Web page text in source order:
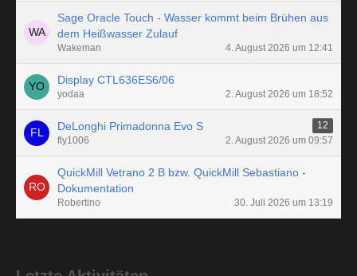
Sage Oracle Touch - Wasser kommt beim Brühen aus
dem Heißwasser Zulauf
Wakeman 4. August 2026 um 12:41
Display CTL636ES6/06
yodaa 2. August 2026 um 18:52
DeLonghi Primadonna Evo S
12
fly1006
2. August 2026 um 09:57
QuickMill Vetrano 2 B bzw. QuickMill Sebastiano -
Dokumentation
Robertino 30. Juli 2026 um 13:19